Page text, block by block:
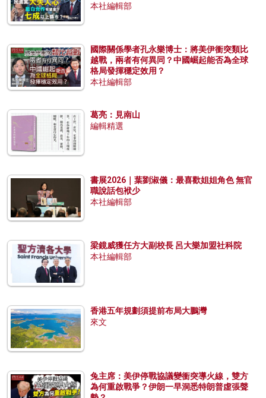
本社編輯部
國際關係學者孔永樂博士：將美伊衝突類比
越戰，兩者有何異同？中國崛起能否為全球
格局發揮穩定效用？
本社編輯部
葛亮：見南山
編輯精選
書展2026｜葉劉淑儀：最喜歡姐姐角色 無官
職說話包袱少
本社編輯部
梁鏡威獲任方大副校長 呂大樂加盟社科院
本社編輯部
香港五年規劃須提前布局大鵬灣
來文
兔主席：美伊停戰協議變衝突導火線，雙方
為何重啟戰爭？伊朗一早洞悉特朗普虛張聲